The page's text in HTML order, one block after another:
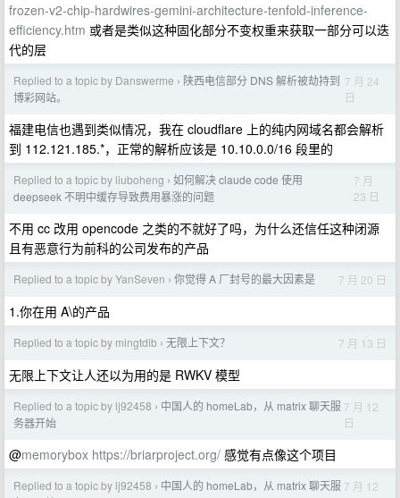
frozen-v2-chip-hardwires-gemini-architecture-tenfold-inference-
efficiency.htm 或者是类似这种固化部分不变权重来获取一部分可以迭
代的层
Replied to a topic by Danswerme › 陕西电信部分 DNS 解析被劫持到
博彩网站。
7 月 24
日
福建电信也遇到类似情况，我在 cloudflare 上的纯内网域名都会解析
到 112.121.185.*，正常的解析应该是 10.10.0.0/16 段里的
Replied to a topic by liuboheng › 如何解决 claude code 使用
deepseek 不明中缓存导致费用暴涨的问题
7 月
23 日
不用 cc 改用 opencode 之类的不就好了吗，为什么还信任这种闭源
且有恶意行为前科的公司发布的产品
Replied to a topic by YanSeven › 你觉得 A 厂封号的最大因素是 7 月 20 日
1.你在用 A\的产品
Replied to a topic by mingtdlb › 无限上下文？ 7 月 13 日
无限上下文让人还以为用的是 RWKV 模型
Replied to a topic by lj92458 › 中国人的 homeLab，从 matrix 聊天服
务器开始
7 月 12
日
@memorybox https://briarproject.org/ 感觉有点像这个项目
Replied to a topic by lj92458 › 中国人的 homeLab，从 matrix 聊天服 7 月 12